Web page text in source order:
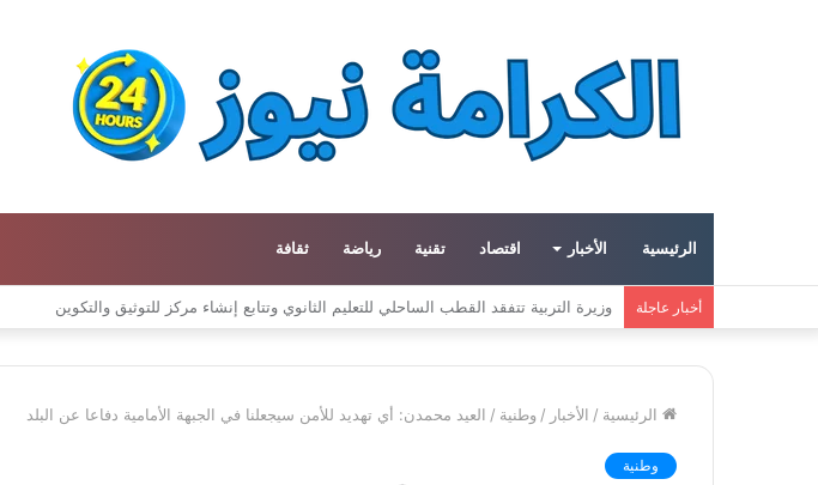
الرئيسية الأخبار اقتصاد تقنية رياضة ثقافة
أخبار عاجلة معهد العالم العربي في باريس يطلق المجلد الثاني من كتالوج لترجمة الفكر العربي إلى الفرنسية
الرئيسية / الأخبار / وطنية / العيد محمدن: أي تهديد للأمن سيجعلنا في الجبهة الأمامية دفاعا عن البلد
وطنية